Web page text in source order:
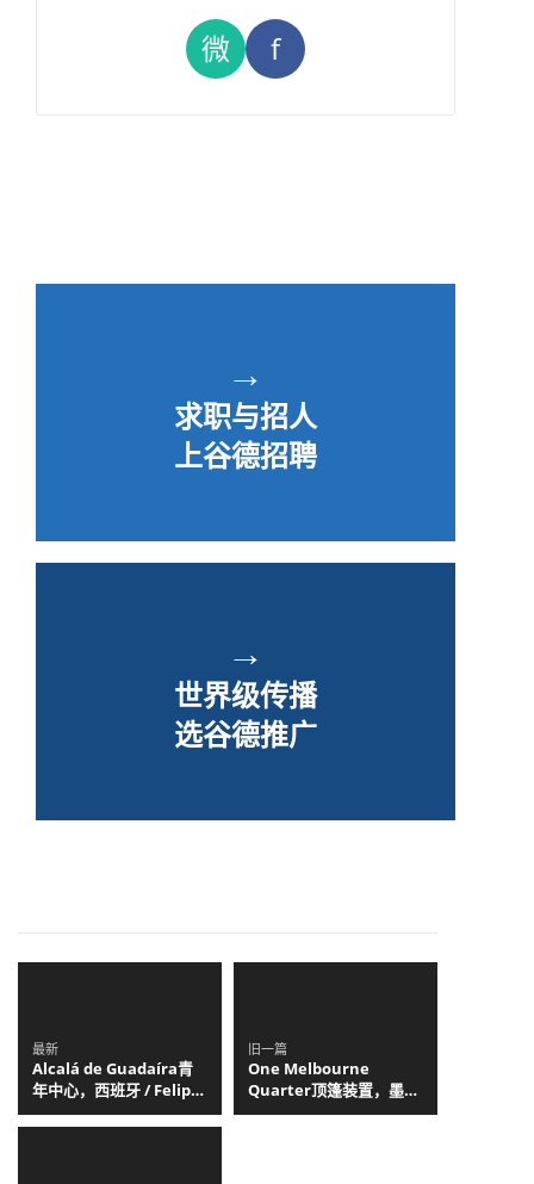
微 f
→
求职与招人
上谷德招聘
→
世界级传播
选谷德推广
最新
Alcalá de Guadaíra青
年中心，西班牙 / Felipe
Retuerto + Dunar
Arquitectos
旧一篇
One Melbourne
Quarter顶篷装置，墨尔
本 / UAP + Woods